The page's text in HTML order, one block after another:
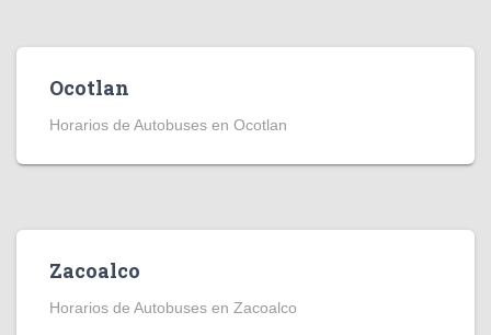
Ocotlan
Horarios de Autobuses en Ocotlan
Zacoalco
Horarios de Autobuses en Zacoalco